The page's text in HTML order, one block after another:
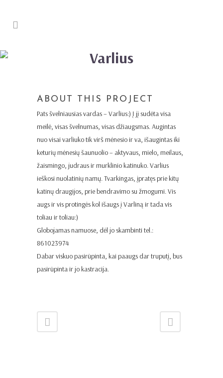
Varlius
ABOUT THIS PROJECT
Pats švelniausias vardas – Varlius:) Į jį sudėta visa
meilė, visas švelnumas, visas džiaugsmas. Augintas
nuo visai varliuko tik virš mėnesio ir va, išaugintas iki
keturių mėnesių šaunuolio – aktyvaus, mielo, meilaus,
žaismingo, judraus ir murklinio katinuko. Varlius
ieškosi nuolatinių namų. Tvarkingas, įpratęs prie kitų
katinų draugijos, prie bendravimo su žmogumi. Vis
augs ir vis protingės kol išaugs į Varliną ir tada vis
toliau ir toliau:)
Globojamas namuose, dėl jo skambinti tel.:
861023974
Dabar viskuo pasirūpinta, kai paaugs dar truputį, bus
pasirūpinta ir jo kastracija.